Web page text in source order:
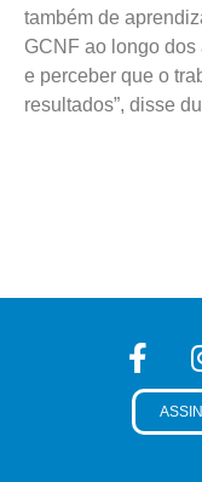
também de
GCNF ao longo
e perceber que o
resultados”, disse